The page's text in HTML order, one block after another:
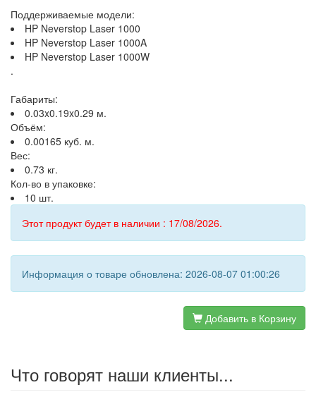
Поддерживаемые модели:
HP Neverstop Laser 1000
HP Neverstop Laser 1000A
HP Neverstop Laser 1000W
.
Габариты:
0.03x0.19x0.29 м.
Объём:
0.00165 куб. м.
Вес:
0.73 кг.
Кол-во в упаковке:
10 шт.
Этот продукт будет в наличии : 17/08/2026.
Информация о товаре обновлена: 2026-08-07 01:00:26
Добавить в Корзину
Что говорят наши клиенты...